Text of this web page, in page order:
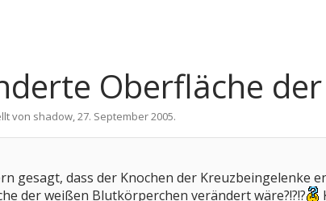
Oberfläche der
von shadow,27. September 2005.
gesagt, dass der Knochen der Kreuzbeingelenke
der weißen Blutkörperchen verändert wäre?!?!?